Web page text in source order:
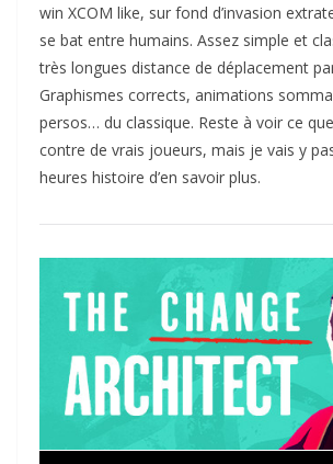
win XCOM like, sur fond d’invasion
se bat entre humains. Assez simple et
très longues distance de déplacement
Graphismes corrects, animations
persos… du classique. Reste à voir ce
contre de vrais joueurs, mais je vais y
heures histoire d’en savoir plus.